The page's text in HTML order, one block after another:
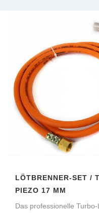
LÖTBRENNER-SET /
PIEZO 17 MM
Das professionelle